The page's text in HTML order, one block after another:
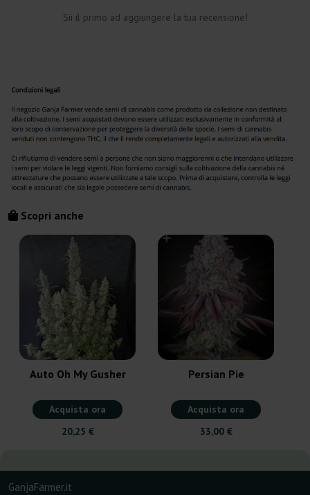
Sii il primo ad aggiungere la tua recensione!
Scopri anche
Auto Oh My Gusher
Acquista ora
20,25 €
Persian Pie
Acquista ora
33,00 €
GanjaFarmer.it